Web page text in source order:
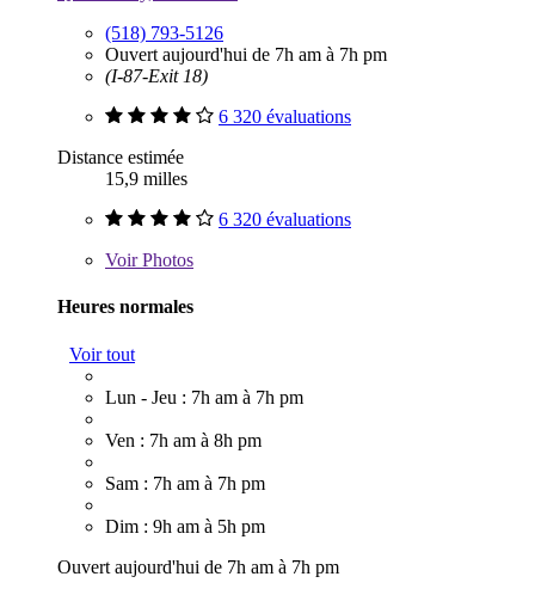
(518) 793-5126
Ouvert aujourd'hui de 7h am à 7h pm
(I-87-Exit 18)
6 320 évaluations
Distance estimée
15,9 milles
6 320 évaluations
VoirPhotos
Heures normales
Voir tout
Lun - Jeu : 7h am à 7h pm
Ven : 7h am à 8h pm
Sam : 7h am à 7h pm
Dim : 9h am à 5h pm
Ouvert aujourd'hui de 7h am à 7h pm